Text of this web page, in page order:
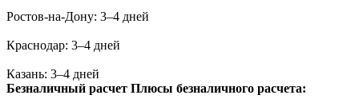
Ростов-на-Дону: 3–4 дней
Краснодар: 3–4 дней
Казань: 3–4 дней
Безналичный расчет Плюсы безналичного расчета: